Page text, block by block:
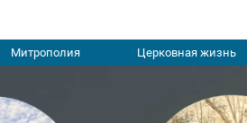
Митрополия Церковная жизнь